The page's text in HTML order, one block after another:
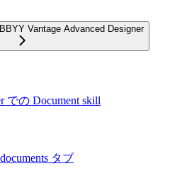
Vantage Advanced Designer
での Document skill
タブ